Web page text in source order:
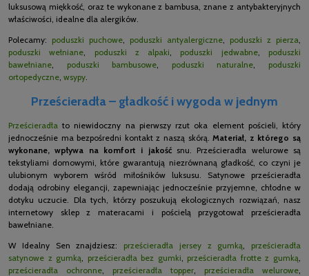
luksusową miękkość, oraz te wykonane z bambusa, znane z antybakteryjnych
właściwości, idealne dla alergików.
Polecamy: poduszki puchowe poduszki antyalergiczne poduszki z pierza
poduszki wełniane
poduszki z alpaki poduszki jedwabne, poduszki
bawełniane
poduszki bambusowe poduszki naturalne
poduszki
ortopedyczne wsypy
Prześcieradła – gładkość i wygoda w jednym
Prześcieradła to niewidoczny na pierwszy rzut oka element pościeli, który
jednocześnie ma bezpośredni kontakt z naszą skórą.Materiał, z którego są
wykonane, wpływa na komfort i jakośćsnu. Prześcieradła welurowe są
tekstyliami domowymi, które gwarantują niezrównaną gładkość, co czyni je
ulubionym wyborem wśród miłośników luksusu. Satynowe prześcieradła
dodają odrobiny elegancji, zapewniając jednocześnie przyjemne, chłodne w
dotyku uczucie. Dla tych, którzy poszukują ekologicznych rozwiązań, nasz
internetowy sklep z materacami i pościelą przygotował prześcieradła
bawełniane.
W Idealny Sen znajdziesz: prześcieradła jersey z gumką
prześcieradła
satynowe z gumką
prześcieradła bez gumki prześcieradła frotte z gumką
prześcieradła ochronne
prześcieradła topper prześcieradła welurowe